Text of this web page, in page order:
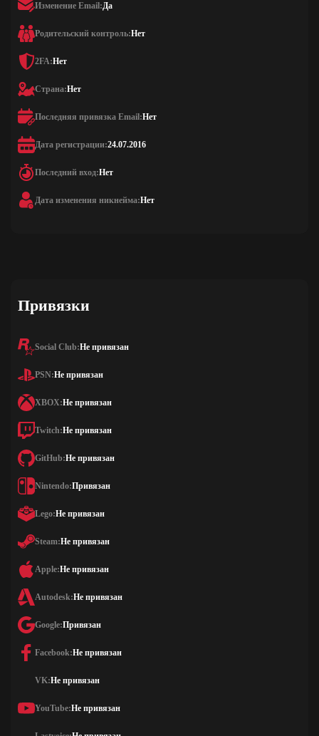
Изменение Email:Да
Родительский контроль:Нет
2FA:Нет
Страна:Нет
Последняя привязка Email:Нет
Дата регистрации:24.07.2016
Последний вход:Нет
Дата изменения никнейма:Нет
Привязки
Social Club:Не привязан
PSN:Не привязан
XBOX:Не привязан
Twitch:Не привязан
GitHub:Не привязан
Nintendo:Привязан
Lego:Не привязан
Steam:Не привязан
Apple:Не привязан
Autodesk:Не привязан
Google:Привязан
Facebook:Не привязан
VK:Не привязан
YouTube:Не привязан